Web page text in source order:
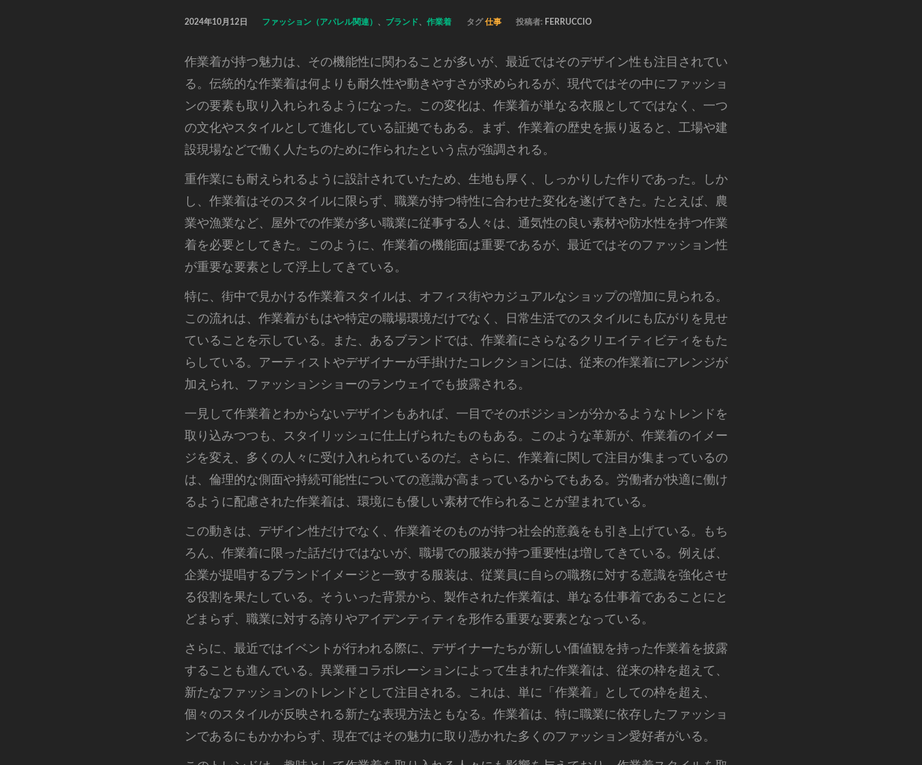
2024年10月12日 ファッション（アパレル関連） 、 ブランド、作業着 タグ 仕事 投稿者: FERRUCCIO
作業着が持つ魅力は、その機能性に関わることが多いが、最近ではそのデザイン性も注目されてい
る。 伝統的な作業着は何よりも耐久性や動きやすさが求められるが、現代ではその中にファッショ
ンの要素も取り入れられるようになった。この変化は、作業着が単なる衣服としてではなく、一つ
の文化やスタイルとして進化している証拠でもある。まず、作業着の歴史を振り返ると、工場や建
設現場などで働く人たちのために作られたという点が強調される。
重作業にも耐えられるように設計されていたため、生地も厚く、しっかりした作りであった。しか
し、作業着はそのスタイルに限らず、職業が持つ特性に合わせた変化を遂げてきた。たとえば、農
業や漁業など、屋外での作業が多い職業に従事する人々は、通気性の良い素材や防水性を持つ作業
着を必要としてきた。このように、作業着の機能面は重要であるが、最近ではそのファッション性
が重要な要素として浮上してきている。
特に、街中で見かける作業着スタイルは、オフィス街やカジュアルなショップの増加に見られる。
この流れは、作業着がもはや特定の職場環境だけでなく、日常生活でのスタイルにも広がりを見せ
ていることを示している。また、あるブランドでは、作業着にさらなるクリエイティビティをもた
らしている。アーティストやデザイナーが手掛けたコレクションには、従来の作業着にアレンジが
加えられ、ファッションショーのランウェイでも披露される。
一見して作業着とわからないデザインもあれば、一目でそのポジションが分かるようなトレンドを
取り込みつつも、スタイリッシュに仕上げられたものもある。このような革新が、作業着のイメー
ジを変え、多くの人々に受け入れられているのだ。さらに、作業着に関して注目が集まっているの
は、倫理的な側面や持続可能性についての意識が高まっているからでもある。労働者が快適に働け
るように配慮された作業着は、環境にも優しい素材で作られることが望まれている。
この動きは、デザイン性だけでなく、作業着そのものが持つ社会的意義をも引き上げている。もち
ろん、作業着に限った話だけではないが、職場での服装が持つ重要性は増してきている。例えば、
企業が提唱するブランドイメージと一致する服装は、従業員に自らの職務に対する意識を強化させ
る役割を果たしている。そういった背景から、製作された作業着は、単なる仕事着であることにと
どまらず、職業に対する誇りやアイデンティティを形作る重要な要素となっている。
さらに、最近ではイベントが行われる際に、デザイナーたちが新しい価値観を持った作業着を披露
することも進んでいる。異業種コラボレーションによって生まれた作業着は、従来の枠を超えて、
新たなファッションのトレンドとして注目される。これは、単に「作業着」としての枠を超え、
個々のスタイルが反映される新たな表現方法ともなる。作業着は、特に職業に依存したファッショ
ンであるにもかかわらず、現在ではその魅力に取り憑かれた多くのファッション愛好者がいる。